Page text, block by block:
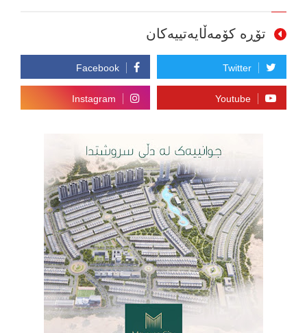
تۆڕە کۆمەڵایەتییەکان